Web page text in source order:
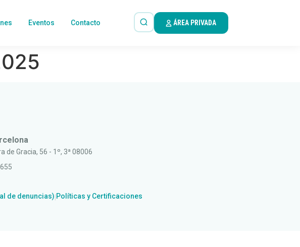
Eventos Contacto ÁREA PRIVADA
de Gracia, 56 - 1º, 3ª 08006
de denuncias) Políticas y Certificaciones